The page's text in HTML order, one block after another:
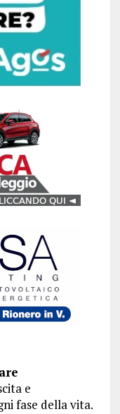
e
fase della vita.